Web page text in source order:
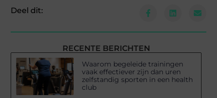
Deel dit:
RECENTE BERICHTEN
Waarom begeleide trainingen
vaak effectiever zijn dan uren
zelfstandig sporten in een health
club